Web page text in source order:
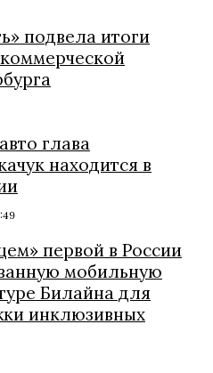
подвела итоги
глава
находится в
первой в России
мобильную
Билайна для
инклюзивных